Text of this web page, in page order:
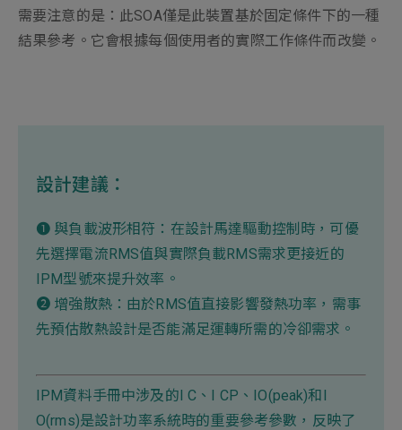
需要注意的是：此SOA僅是此裝置基於固定條件下的一種
結果參考。它會根據每個使用者的實際工作條件而改變。
設計建議：
➊ 與負載波形相符：在設計馬達驅動控制時，可優
先選擇電流RMS值與實際負載RMS需求更接近的
IPM型號來提升效率。
➋ 增強散熱：由於RMS值直接影響發熱功率，需事
先預估散熱設計是否能滿足運轉所需的冷卻需求。
IPM資料手冊中涉及的I C、I CP、IO(peak)和I
O(rms)是設計功率系統時的重要參考參數，反映了